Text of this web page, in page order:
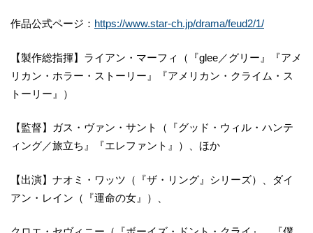
作品公式ページ： https://www.star-ch.jp/drama/feud2/1/
【製作総指揮】ライアン・マーフィ（『glee／グリー』『アメ
リカン・ホラー・ストーリー』『アメリカン・クライム・ス
トーリー』）
【監督】ガス・ヴァン・サント（『グッド・ウィル・ハンテ
ィング／旅立ち』『エレファント』）、ほか
【出演】ナオミ・ワッツ（『ザ・リング』シリーズ）、ダイ
アン・レイン（『運命の女』）、